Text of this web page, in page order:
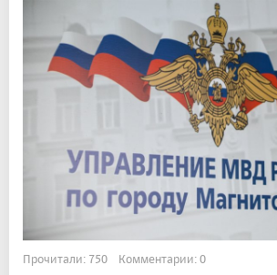
Прочитали: 750 Комментарии: 0